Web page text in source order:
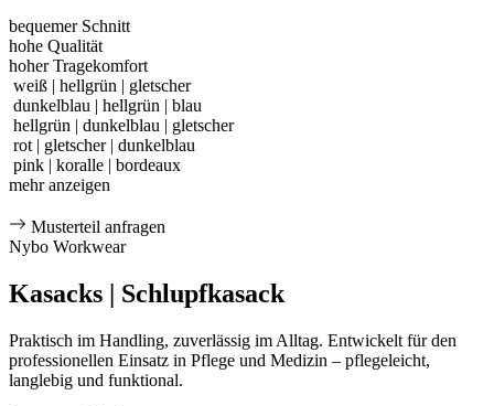
bequemer Schnitt
hohe Qualität
hoher Tragekomfort
weiß | hellgrün | gletscher
dunkelblau | hellgrün | blau
hellgrün | dunkelblau | gletscher
rot | gletscher | dunkelblau
pink | koralle | bordeaux
mehr anzeigen
Musterteil anfragen
Nybo Workwear
Kasacks | Schlupfkasack
Praktisch im Handling, zuverlässig im Alltag. Entwickelt für den
professionellen Einsatz in Pflege und Medizin – pflegeleicht,
langlebig und funktional.